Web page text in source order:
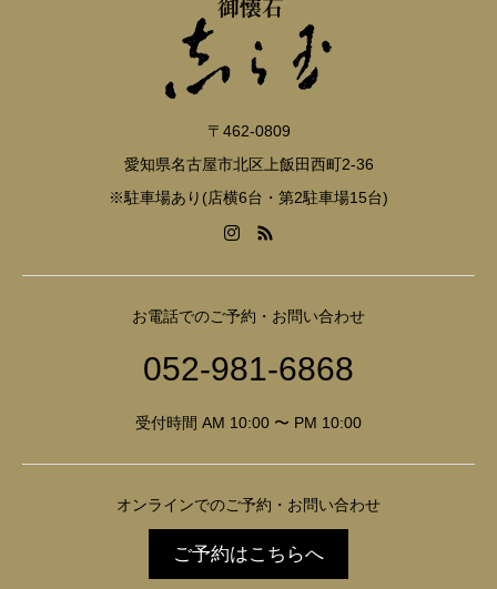
〒462-0809
愛知県名古屋市北区上飯田西町2-36
※駐車場あり(店横6台・第2駐車場15台)
お電話でのご予約・お問い合わせ
052-981-6868
受付時間 AM 10:00 〜 PM 10:00
オンラインでのご予約・お問い合わせ
ご予約はこちらへ